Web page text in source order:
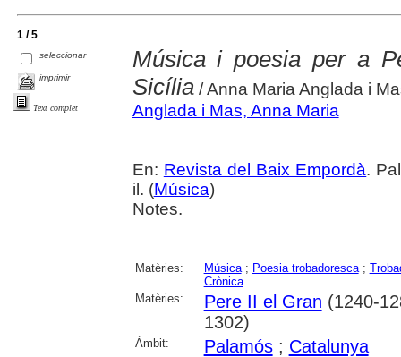
1 / 5
seleccionar
imprimir
Text complet
Música i poesia per a
Sicília/ Anna Maria Anglada i
Anglada i Mas, Anna Maria
En: Revista del Baix Empordà.
il. (Música)
Notes.
Matèries: Música; Poesia trobadoresca;
Crònica
Matèries:
Pere II el Gran (1240-
1302)
Àmbit: Palamós; Catalunya